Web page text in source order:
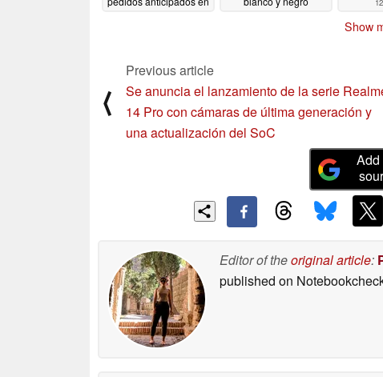
Show
⟨
Previous article
Se anuncia el lanzamiento de la serie
14 Pro con cámaras de última generación y
una actualización del SoC
Add
Editor of theoriginal article:
published on